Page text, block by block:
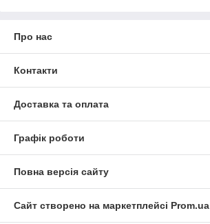
Про нас
Контакти
Доставка та оплата
Графік роботи
Повна версія сайту
Сайт створено на маркетплейсі Prom.ua